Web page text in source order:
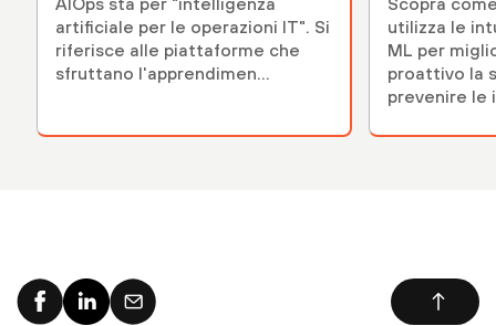
artificiale per le operazioni IT". Si
riferisce alle piattaforme che
sfruttano l'apprendimen...
utilizza le
ML per
proattivo la
prevenire le